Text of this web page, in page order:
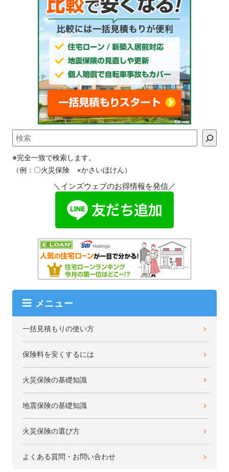
※完全一致で検索します。
（例：〇火災保険 ×かさいほけん）
＼インズウェブのお得情報を発信／
メニュー
一括見積もりの使い方
保険料を安くするには
火災保険の基礎知識
地震保険の基礎知識
火災保険の選び方
よくある質問・お問い合わせ